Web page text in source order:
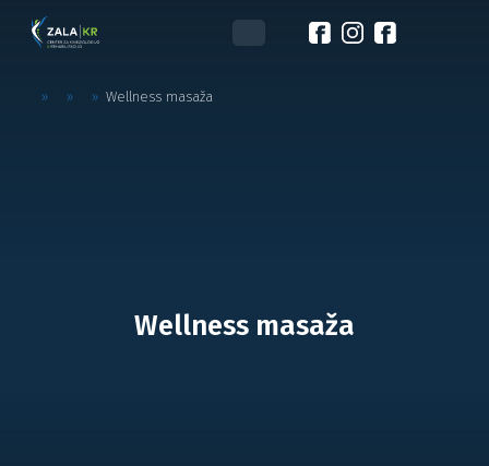
» » » Wellness masaža
Wellness masaža